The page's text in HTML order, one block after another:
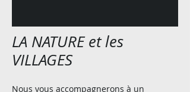
LA NATURE et les
VILLAGES
Nous vous accompagnerons à un